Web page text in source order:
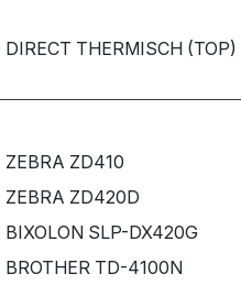
DIRECT THERMISCH (TOP)
ZEBRA ZD410
ZEBRA ZD420D
BIXOLON SLP-DX420G
BROTHER TD-4100N